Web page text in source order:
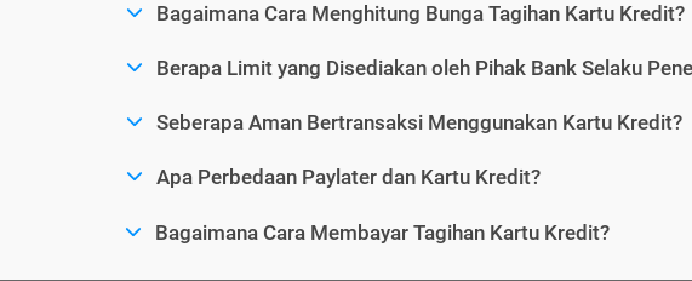
Bagaimana Cara Menghitung Bunga Tagihan Kartu Kredit?
Berapa Limit yang Disediakan oleh Pihak Bank Selaku
Seberapa Aman Bertransaksi Menggunakan Kartu Kredit?
Apa Perbedaan Paylater dan Kartu Kredit?
Bagaimana Cara Membayar Tagihan Kartu Kredit?